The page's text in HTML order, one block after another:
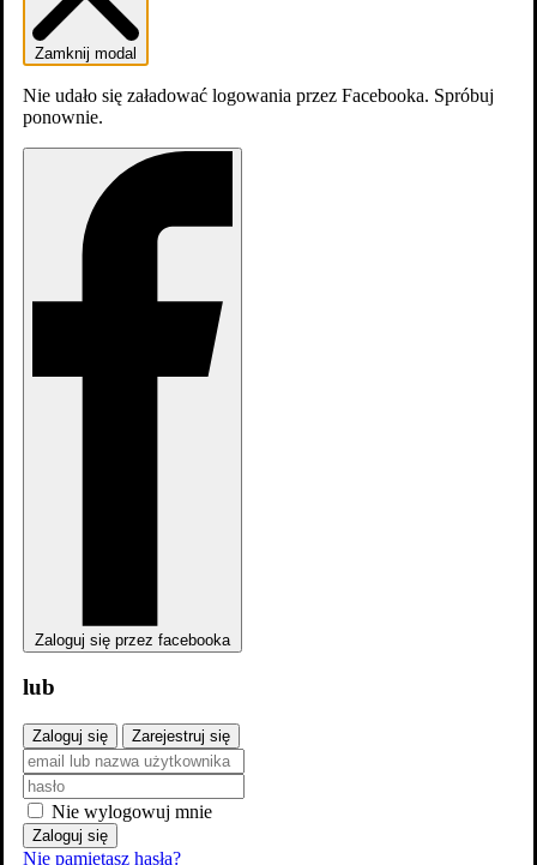
Gra o tron: Ogród kości 2x4
Zamknij modal
Nie udało się załadować logowania przez Facebooka. Spróbuj
ponownie.
Zaloguj się przez facebooka
lub
Zaloguj się Zarejestruj się
Nie wylogowuj mnie
Zaloguj się
Nie pamiętasz hasła?